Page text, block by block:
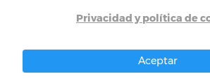
las opciones más
supone un mayor nivel
posibilidad puede servir al
Privacidad y política de
Aceptar